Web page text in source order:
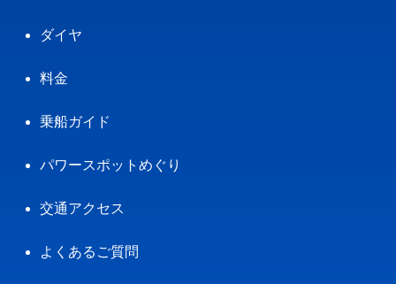
ダイヤ
料金
乗船ガイド
パワースポットめぐり
交通アクセス
よくあるご質問